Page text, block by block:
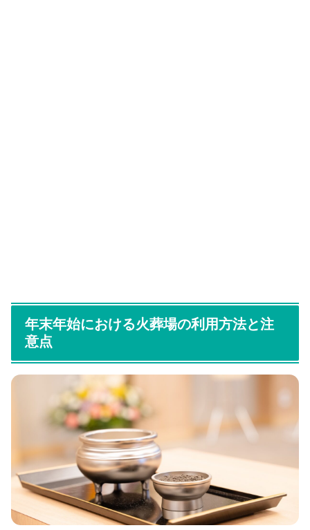
年末年始における火葬場の利用方法と注
意点